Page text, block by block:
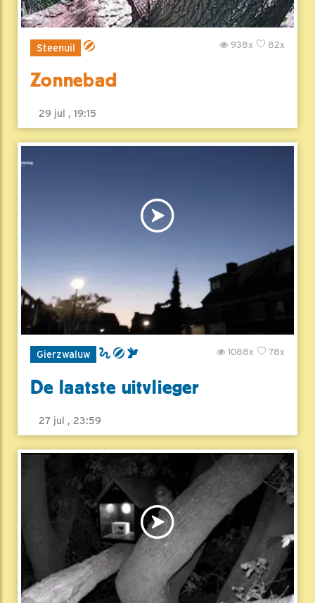
Steenuil 82x
938x
Zonnebad
29 jul , 19:15
Gierzwaluw 78x
1088x
De laatste uitvlieger
27 jul , 23:59